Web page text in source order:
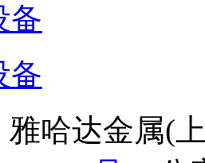
备
备
雅哈达金属(